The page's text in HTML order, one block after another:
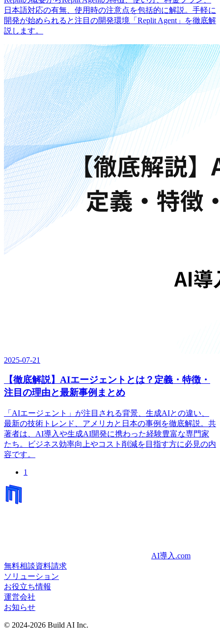
日本語対応の有無、使用時の注意点を包括的に解説。手軽に
開発が始められると注目の開発環境「Replit Agent」を徹底解
説します。
2025-07-21
【徹底解説】AIエージェントとは？定義・特徴・
注目の理由と最新事例まとめ
「AIエージェント」が注目される背景、生成AIとの違い、
最新の技術トレンド、アメリカと日本の事例を徹底解説。共
著者は、AI導入や生成AI開発に携わった経験豊富な専門家
たち。ビジネス効率向上やコスト削減を目指す方に必見の内
容です。
1
AI導入.com
無料相談資料請求
ソリューション
お役立ち情報
運営会社
お知らせ
© 2024-2026 Build AI Inc.